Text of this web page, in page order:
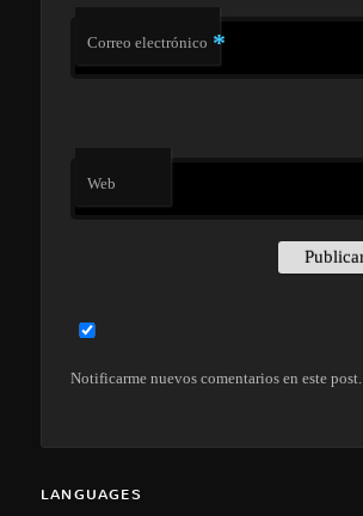
Correo electrónico *
Web
Notificarme nuevos comentarios en este post.
LANGUAGES